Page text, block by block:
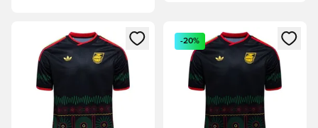
Åbner en Modal til at logge ind eller tilmelde dig som
Åbner en Modal til at logge
-20%